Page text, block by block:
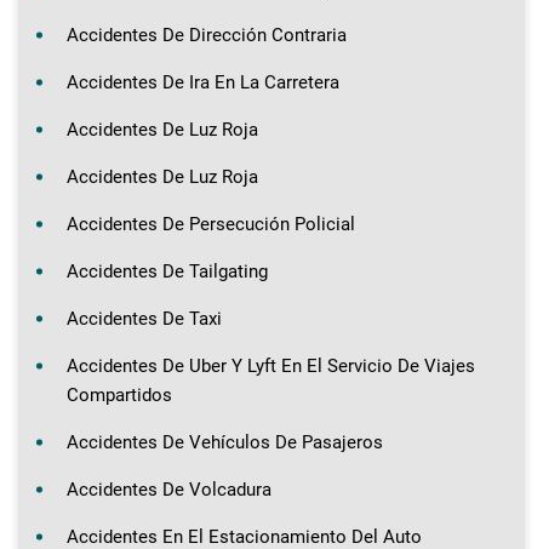
Accidentes De Dirección Contraria
Accidentes De Ira En La Carretera
Accidentes De Luz Roja
Accidentes De Luz Roja
Accidentes De Persecución Policial
Accidentes De Tailgating
Accidentes De Taxi
Accidentes De Uber Y Lyft En El Servicio De Viajes
Compartidos
Accidentes De Vehículos De Pasajeros
Accidentes De Volcadura
Accidentes En El Estacionamiento Del Auto